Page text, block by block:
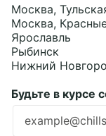
Москва,
Москва,
Ярославль
Рыбинск
Нижний
Будьте в курсе